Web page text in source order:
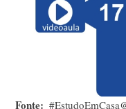
Fonte